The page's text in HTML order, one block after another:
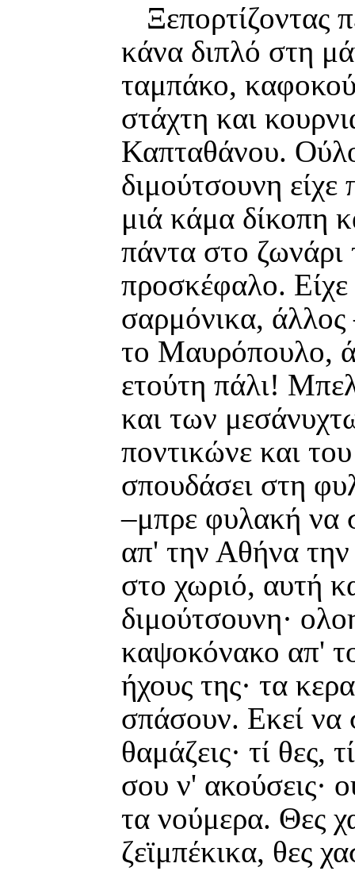
Ξεπορτίζοντας
κάνα διπλό στη
ταμπάκο,
στάχτη και
Καπταθάνου.
διμούτσουνη είχε
μιά κάμα δίκοπη
πάντα στο ζωνάρι
προσκέφαλο. Είχε
σαρμόνικα, άλλος
το Μαυρόπουλο,
ετούτη πάλι!
και των
ποντικώνε και
σπουδάσει στη
–μπρε φυλακή να
απ' την Αθήνα
στο χωριό, αυτή
διμούτσουνη·
καψοκόνακο απ'
ήχους της· τα
σπάσουν. Εκεί να
θαμάζεις· τί θες,
σου ν' ακούσεις·
τα νούμερα. Θες
ζεϊμπέκικα, θες